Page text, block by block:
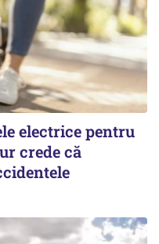
electrice pentru
crede că